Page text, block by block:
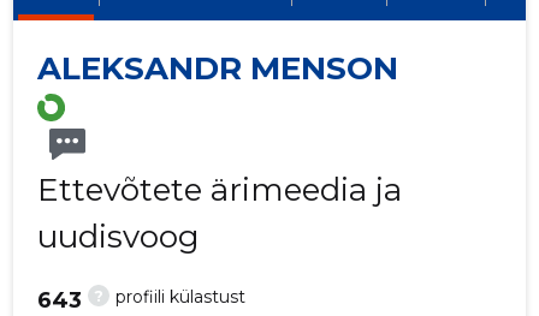
ALEKSANDR MENSON
Ettevõtete ärimeedia ja
uudisvoog
? profiili külastust
643